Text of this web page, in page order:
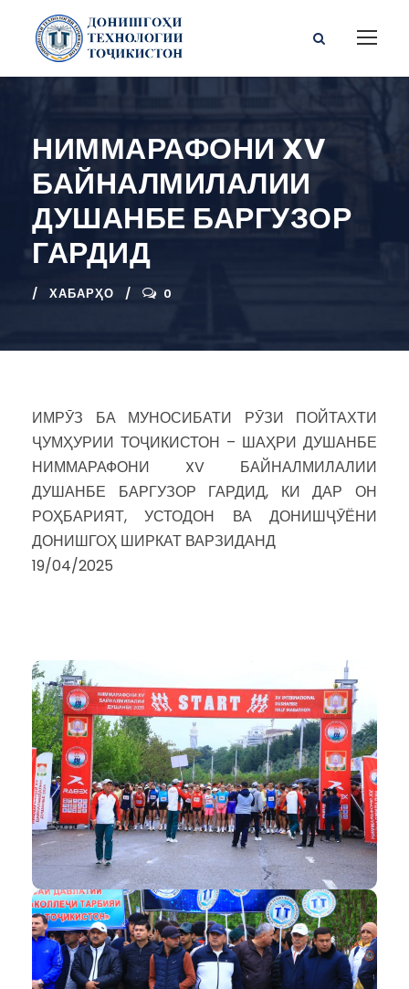
НИММАРАФОНИ XV
БАЙНАЛМИЛАЛИИ
ДУШАНБЕ БАРГУЗОР
ГАРДИД
ХАБАРҲО 0
ИМРӮЗ БА МУНОСИБАТИ РӮЗИ ПОЙТАХТИ
ҶУМҲУРИИ ТОҶИКИСТОН – ШАҲРИ ДУШАНБЕ
НИММАРАФОНИ XV БАЙНАЛМИЛАЛИИ
ДУШАНБЕ БАРГУЗОР ГАРДИД, КИ ДАР ОН
РОҲБАРИЯТ, УСТОДОН ВА ДОНИШҶӮЁНИ
ДОНИШГОҲ ШИРКАТ ВАРЗИДАНД
19/04/2025